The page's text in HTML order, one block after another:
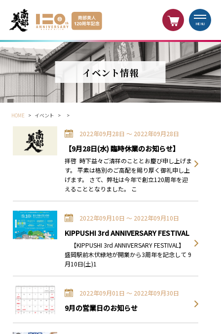
MENU
イベント情報
HOME > イベント > >
2022年09月28日 〜 2022年09月28日
【9月28日(水) 臨時休業のお知らせ】
拝啓 時下益々ご清祥のこととお慶び申し上げま
す。 平素は格別のご高配を賜り厚く御礼申し上
げます。 さて、弊社は今年で創立120周年を迎
えることとなりました。 こ
2022年09月10日 〜 2022年09月10日
KIPPUSHI 3rd ANNIVERSARY FESTIVAL
【KIPPUSHI 3rd ANNIVERSARY FESTIVAL】
盛岡駅前木伏緑地が開業から3周年を記念して 9
月10日(土)1
2022年09月01日 〜 2022年09月30日
9月の営業日のお知らせ